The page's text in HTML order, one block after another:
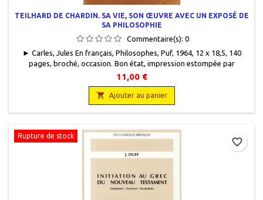
TEILHARD DE CHARDIN. SA VIE, SON ŒUVRE AVEC UN EXPOSÉ DE
SA PHILOSOPHIE
Commentaire(s): 0
► Carles, Jules En français, Philosophes, Puf, 1964, 12 x 18,5, 140
pages, broché, occasion. Bon état, impression estompée par
endroits. Coin bas cassé. Première édition.Dans la même collection .
11,00 €
 Ajouter au panier
Rupture de stock
favorite_border